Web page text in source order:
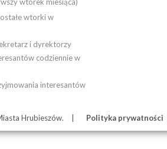
wtorki w
i dyrektorzy
codziennie w
interesantów
Hrubieszów. Polityka prywatności